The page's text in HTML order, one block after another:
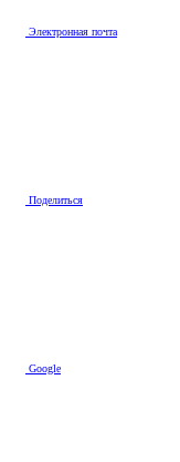
Электронная почта
Поделиться
Google